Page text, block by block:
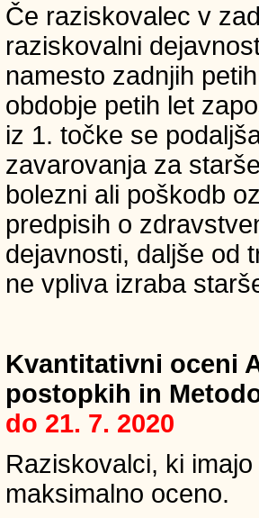
Če raziskovalec v
raziskovalni
namesto zadnjih
obdobje petih let
iz 1. točke se
zavarovanja za
bolezni ali poškodb
predpisih o
dejavnosti, daljše od
ne vpliva izraba
Kvantitativni oceni
postopkih in
do 21. 7. 2020
Raziskovalci, ki
maksimalno oceno.